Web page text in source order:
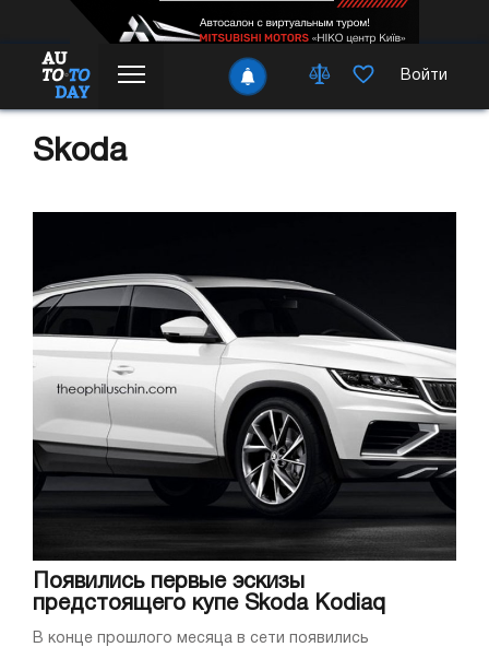
Войти
Skoda
Появились первые эскизы
предстоящего купе Skoda Kodiaq
В конце прошлого месяца в сети появились